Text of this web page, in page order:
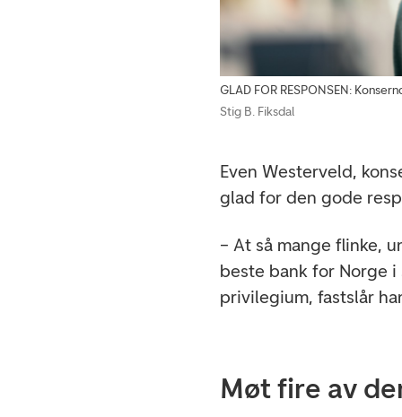
GLAD FOR RESPONSEN:
Stig B. Fiksdal
Even Westerveld,
glad for den gode
– At så mange flinke,
beste bank for Norge
privilegium, fastslår
Møt fire av